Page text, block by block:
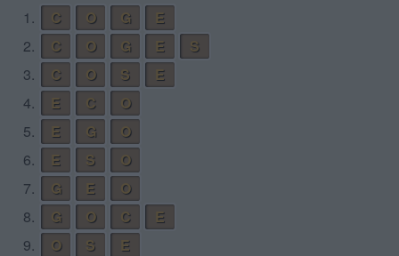
1.
C O G
E
2.
C O G E
S
3.
C O S
E
4.
E C
O
5.
E G
O
6.
E S
O
7.
G E
O
8.
G O C
E
9.
O S
E